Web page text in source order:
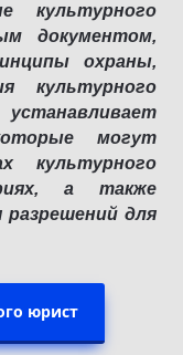
культурного
документом,
охраны,
культурного
могут
культурного
а также
разрешений для
юрист